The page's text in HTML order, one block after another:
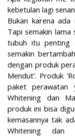
kebetulan lagi
Bukan karena
Tapi semakin lama
tubuh itu penting
semakin
dengan produk
Mendut’. Produk
paket perawatan
Whitening dan
produk ini bisa
kemasannya tak
Whitening dan